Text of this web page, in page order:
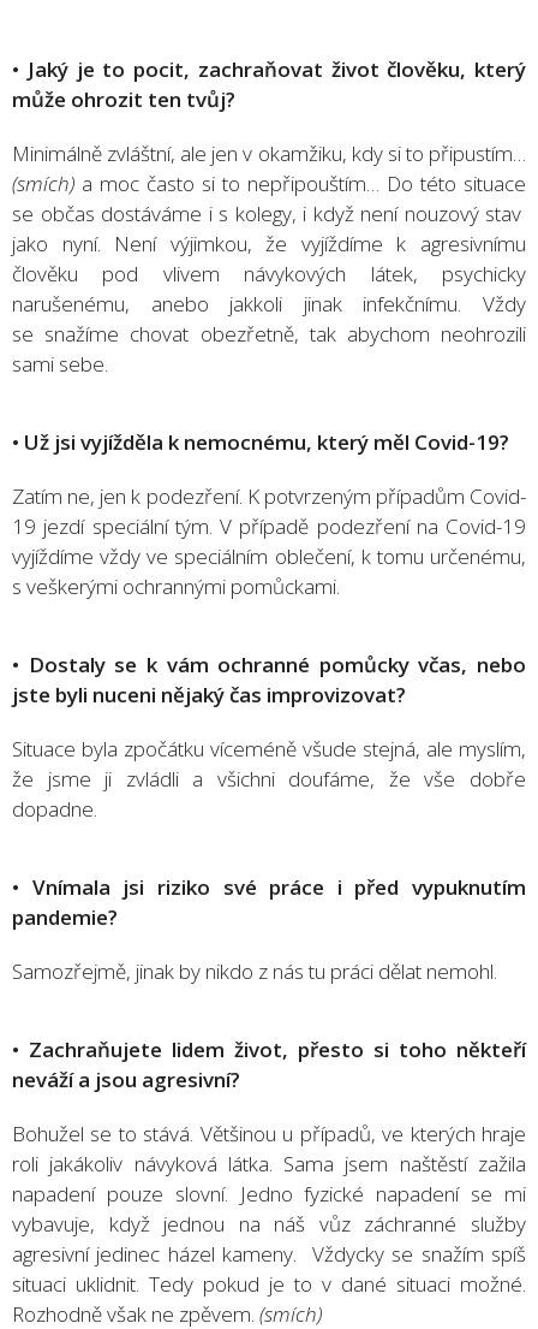
• Jaký je to pocit, zachraňovat život člověku, který
může ohrozit ten tvůj?
Minimálně zvláštní, ale jen v okamžiku, kdy si to připustím…
(smích) a moc často si to nepřipouštím… Do této situace
se občas dostáváme i s kolegy, i když není nouzový stav
jako nyní. Není výjimkou, že vyjíždíme k agresivnímu
člověku pod vlivem návykových látek, psychicky
narušenému, anebo jakkoli jinak infekčnímu. Vždy
se snažíme chovat obezřetně, tak abychom neohrozili
sami sebe.
• Už jsi vyjížděla k nemocnému, který měl Covid-19?
Zatím ne, jen k podezření. K potvrzeným případům Covid-
19 jezdí speciální tým. V případě podezření na Covid-19
vyjíždíme vždy ve speciálním oblečení, k tomu určenému,
s veškerými ochrannými pomůckami.
• Dostaly se k vám ochranné pomůcky včas, nebo
jste byli nuceni nějaký čas improvizovat?
Situace byla zpočátku víceméně všude stejná, ale myslím,
že jsme ji zvládli a všichni doufáme, že vše dobře
dopadne.
• Vnímala jsi riziko své práce i před vypuknutím
pandemie?
Samozřejmě, jinak by nikdo z nás tu práci dělat nemohl.
• Zachraňujete lidem život, přesto si toho někteří
neváží a jsou agresivní?
Bohužel se to stává. Většinou u případů, ve kterých hraje
roli jakákoliv návyková látka. Sama jsem naštěstí zažila
napadení pouze slovní. Jedno fyzické napadení se mi
vybavuje, když jednou na náš vůz záchranné služby
agresivní jedinec házel kameny. Vždycky se snažím spíš
situaci uklidnit. Tedy pokud je to v dané situaci možné.
Rozhodně však ne zpěvem. (smích)